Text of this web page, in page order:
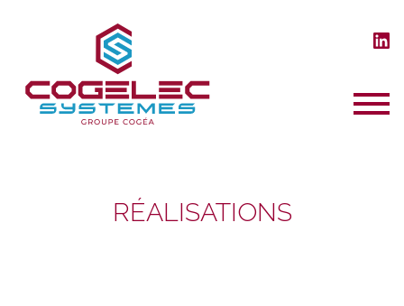
RÉALISATIONS